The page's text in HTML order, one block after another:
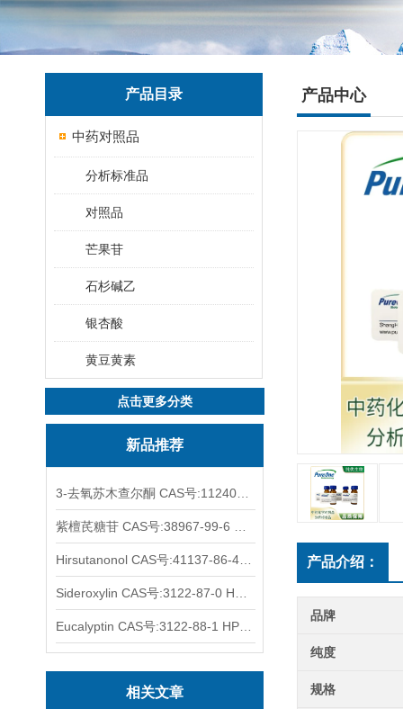
产品目录
中药对照品
分析标准品
对照品
芒果苷
石杉碱乙
银杏酸
黄豆黄素
点击更多分类
新品推荐
相关文章
产品中心
产品介绍：
品牌
纯度
规格